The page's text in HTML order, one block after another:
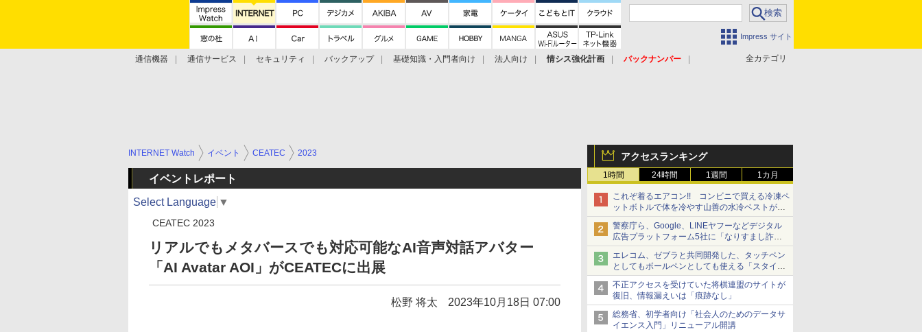
Impress サイト
全カテゴリ
通信機器 通信サービス セキュリティ バックアップ 基礎知識・入門者向け 法人向け 情シス強化計画
バックナンバー
アクセスランキング
1時間 24時間 1週間 1カ月
これぞ着るエアコン!! コンビニで買える冷凍ペ
ットボトルで体を冷やす山善の水冷ベストがロ
ードバイクにちょうどいい【ぼっち・ざ・ろー
ど！その14】【空いた時間でなにしてる？】
警察庁ら、Google、LINEヤフーなどデジタル
広告プラットフォーム5社に「なりすまし詐欺
広告」対策強化を要請 著名人の写真や映像を
使った投資詐欺などへの対策として
エレコム、ゼブラと共同開発した、タッチペン
としてもボールペンとしても使える「スタイラ
スツーウェイ」発売 iPadにも紙にも、持ち替
えずに書き込める
不正アクセスを受けていた将棋連盟のサイトが
復旧、情報漏えいは「痕跡なし」
総務省、初学者向け「社会人のためのデータサ
イエンス入門」リニューアル開講
INTERNET Watch イベント CEATEC 2023
イベントレポート
Select Language ▼
CEATEC 2023
リアルでもメタバースでも対応可能なAI音声対話アバター
「AI Avatar AOI」がCEATECに出展
松野 将太 2023年10月18日 07:00